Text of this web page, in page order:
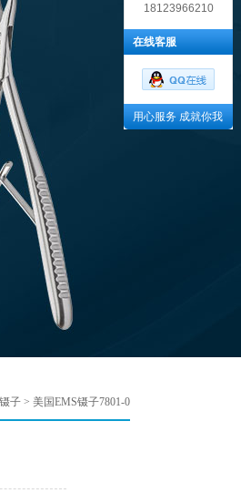
子 > 美国EMS镊子7801-0
18123966210
在线客服
用心服务 成就你我